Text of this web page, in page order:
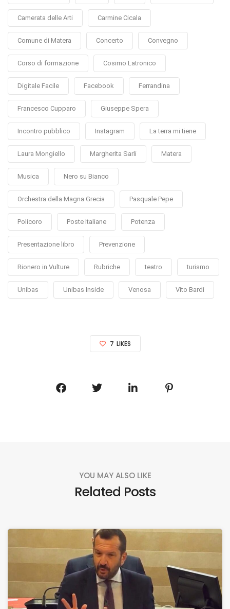
Camerata delle Arti Carmine Cicala
Comune di Matera Concerto Convegno
Corso di formazione Cosimo Latronico
Digitale Facile Facebook Ferrandina
Francesco Cupparo Giuseppe Spera
Incontro pubblico Instagram La terra mi tiene
Laura Mongiello Margherita Sarli Matera
Musica Nero su Bianco
Orchestra della Magna Grecia Pasquale Pepe
Policoro Poste Italiane Potenza
Presentazione libro Prevenzione
Rionero in Vulture Rubriche teatro turismo
Unibas Unibas Inside Venosa Vito Bardi
7 LIKES
YOU MAY ALSO LIKE
Related Posts